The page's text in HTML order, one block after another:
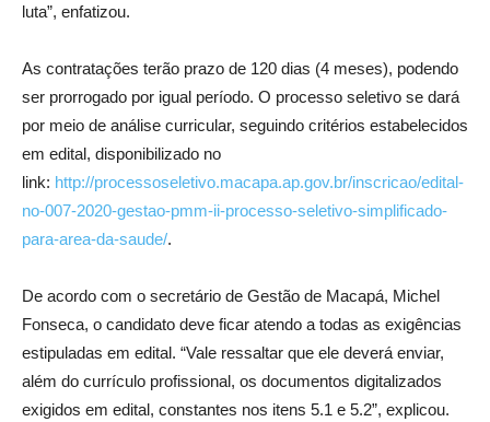
luta”, enfatizou.
As contratações terão prazo de 120 dias (4 meses), podendo
ser prorrogado por igual período. O processo seletivo se dará
por meio de análise curricular, seguindo critérios estabelecidos
em edital, disponibilizado no
link: http://processoseletivo.macapa.ap.gov.br/inscricao/edital-
no-007-2020-gestao-pmm-ii-processo-seletivo-simplificado-
para-area-da-saude/.
De acordo com o secretário de Gestão de Macapá, Michel
Fonseca, o candidato deve ficar atendo a todas as exigências
estipuladas em edital. “Vale ressaltar que ele deverá enviar,
além do currículo profissional, os documentos digitalizados
exigidos em edital, constantes nos itens 5.1 e 5.2”, explicou.